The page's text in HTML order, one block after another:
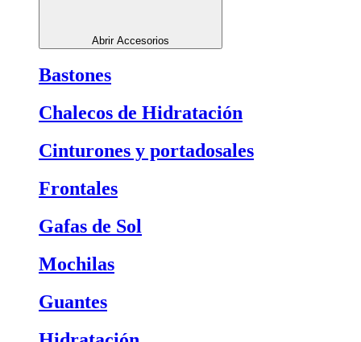
Abrir Accesorios
Bastones
Chalecos de Hidratación
Cinturones y portadosales
Frontales
Gafas de Sol
Mochilas
Guantes